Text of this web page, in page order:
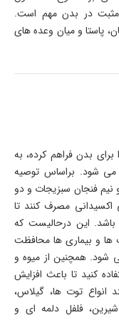
در بدن مهم است.
پاستا و میان وعده های
برای بدن فراهم کرده، به
می شود. براساس توصیه
دیابت امریکا، مردان بهتر است روزانه 2 و نیم فنجان سبزیجات و دو
مصرف کنند تا
این درحالیست که
ها و بیماری ها محافظت
همچنین از میوه و
کنید تا باعث افزایش
انواع توت ها، گیلاس،
فلفل دلمه ای و